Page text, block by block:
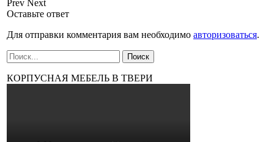
Prev Next
Оставьте ответ
Для отправки комментария вам необходимо авторизоваться.
КОРПУСНАЯ МЕБЕЛЬ В ТВЕРИ